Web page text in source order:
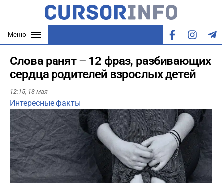
Меню
Слова ранят – 12 фраз, разбивающих
сердца родителей взрослых детей
12:15, 13 мая
Интересные факты